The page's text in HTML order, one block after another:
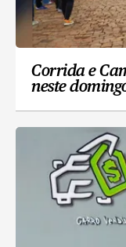
Corrida e
neste